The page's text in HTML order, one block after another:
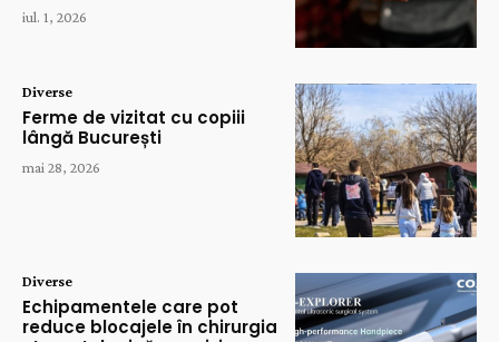
iul. 1, 2026
Diverse
Ferme de vizitat cu copiii
lângă București
mai 28, 2026
Diverse
Echipamentele care pot
reduce blocajele în chirurgia